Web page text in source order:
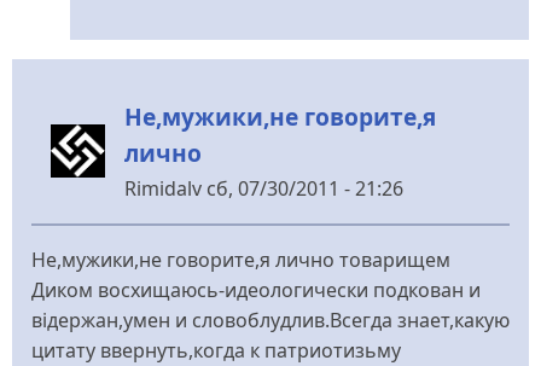
Не,мужики,не говорите,я
лично
Rimidalvсб, 07/30/2011 - 21:26
Не,мужики,не говорите,я лично товарищем
Диком восхищаюсь-идеологически подкован и
відержан,умен и словоблудлив.Всегда знает,какую
цитату ввернуть,когда к патриотизьму